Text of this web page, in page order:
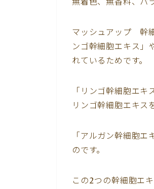
無着色、無香料、パ
マッシュアップ 幹
ンゴ幹細胞エキス」
れているためです。
「リンゴ幹細胞エ
リンゴ幹細胞エキス
「アルガン幹細胞
のです。
この2つの幹細胞エ